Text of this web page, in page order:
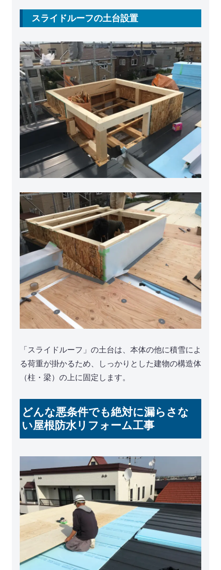
スライドルーフの土台設置
「スライドルーフ」の土台は、本体の他に積雪によ
る荷重が掛かるため、しっかりとした建物の構造体
（柱・梁）の上に固定します。
どんな悪条件でも絶対に漏らさな
い屋根防水リフォーム工事